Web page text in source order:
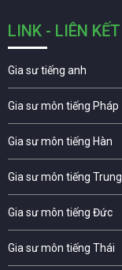
LINK - LIÊN KẾT
Gia sư tiếng anh
Gia sư môn tiếng Pháp
Gia sư môn tiếng Hàn
Gia sư môn tiếng Trung
Gia sư môn tiếng Đức
Gia sư môn tiếng Thái